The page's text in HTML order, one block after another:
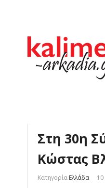
Στη 30η
Κώστας
Κατηγορία Ελλάδα 10